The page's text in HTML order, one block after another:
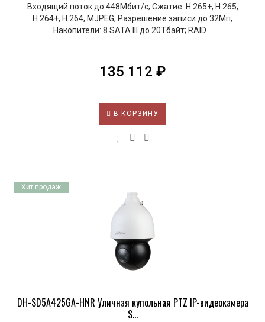
Входящий поток до 448Мбит/с; Сжатие: H.265+, H.265,
H.264+, H.264, MJPEG; Разрешение записи до 32Мп;
Накопители: 8 SATA III до 20Тбайт; RAID ..
135 112 ₽
В КОРЗИНУ
Хит продаж
DH-SD5A425GA-HNR Уличная купольная PTZ IP-видеокамера
S...